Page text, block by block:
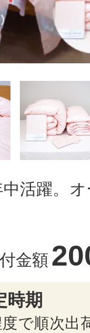
活躍。
金額
時期
で順次出